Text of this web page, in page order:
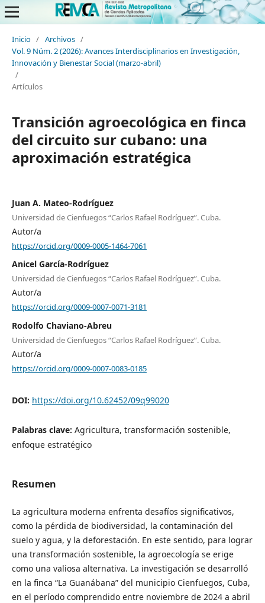
Inicio / Archivos /
Vol. 9 Núm. 2 (2026): Avances Interdisciplinarios en Investigación,
Innovación y Bienestar Social (marzo-abril)
/
Artículos
Transición agroecológica en finca
del circuito sur cubano: una
aproximación estratégica
Juan A. Mateo-Rodríguez
Universidad de Cienfuegos “Carlos Rafael Rodríguez”. Cuba.
Autor/a
https://orcid.org/0009-0005-1464-7061
Anicel García-Rodríguez
Universidad de Cienfuegos “Carlos Rafael Rodríguez”. Cuba.
Autor/a
https://orcid.org/0009-0007-0071-3181
Rodolfo Chaviano-Abreu
Universidad de Cienfuegos “Carlos Rafael Rodríguez”. Cuba.
Autor/a
https://orcid.org/0009-0007-0083-0185
DOI: https://doi.org/10.62452/09q99020
Palabras clave: Agricultura, transformación sostenible,
enfoque estratégico
Resumen
La agricultura moderna enfrenta desafíos significativos,
como la pérdida de biodiversidad, la contaminación del
suelo y agua, y la deforestación. En este sentido, para lograr
una transformación sostenible, la agroecología se erige
como una valiosa alternativa. La investigación se desarrolló
en la finca “La Guanábana” del municipio Cienfuegos, Cuba,
en el período comprendido entre noviembre de 2024 a abril